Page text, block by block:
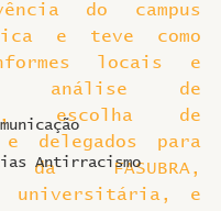
Antirracismo
do campus
e teve como
locais e
análise de
escolha de
e delegados para
da FASUBRA,
universitária, e